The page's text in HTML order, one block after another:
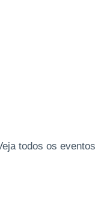
todos os eventos